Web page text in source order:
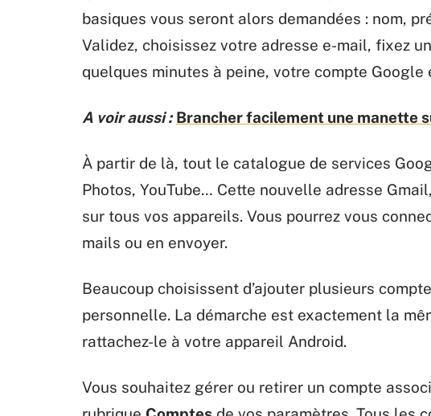
basiques vous seront alors demandées : nom,
Validez, choisissez votre adresse e-mail, fixez
quelques minutes à peine, votre compte
A voir aussi : Brancher facilement une manette
À partir de là, tout le catalogue de services
Photos, YouTube… Cette nouvelle adresse
sur tous vos appareils. Vous pourrez vous
mails ou en envoyer.
Beaucoup choisissent d’ajouter plusieurs
personnelle. La démarche est exactement la
rattachez-le à votre appareil Android.
Vous souhaitez gérer ou retirer un compte